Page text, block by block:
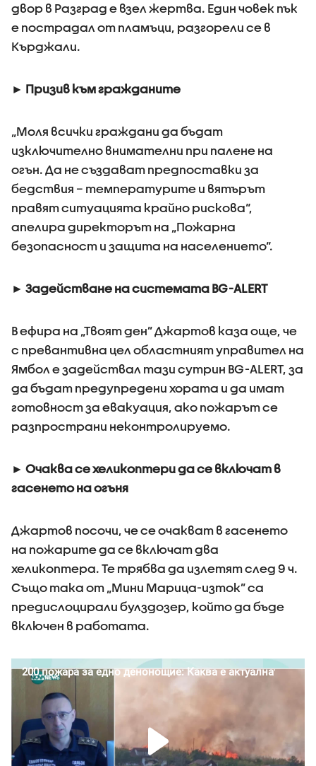
двор в Разград е взел жертва. Един човек пък
е пострадал от пламъци, разгорели се в
Кърджали.
► Призив към гражданите
„Моля всички граждани да бъдат
изключително внимателни при палене на
огън. Да не създават предпоставки за
бедствия – температурите и вятърът
правят ситуацията крайно рискова“,
апелира директорът на „Пожарна
безопасност и защита на населението“.
► Задействане на системата BG-ALERT
В ефира на „Твоят ден” Джартов каза още, че
с превантивна цел областният управител на
Ямбол е задействал тази сутрин BG-ALERT, за
да бъдат предупредени хората и да имат
готовност за евакуация, ако пожарът се
разпространи неконтролируемо.
► Очаква се хеликоптери да се включат в
гасенето на огъня
Джартов посочи, че се очакват в гасенето
на пожарите да се включат два
хеликоптера. Те трябва да излетят след 9 ч.
Също така от „Мини Марица-изток” са
предислоцирали булздозер, който да бъде
включен в работата.